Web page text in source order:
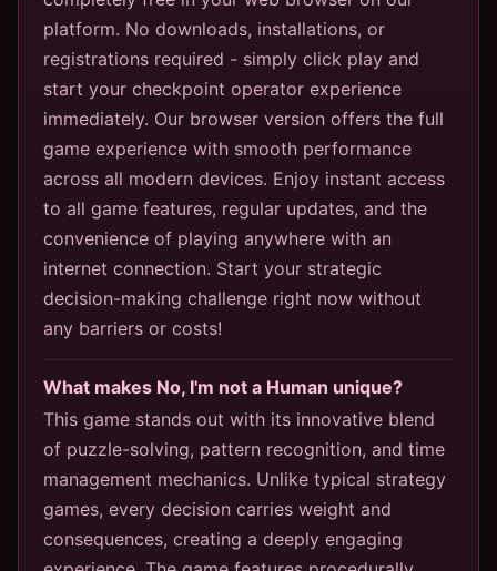
platform. No downloads, installations, or
registrations required - simply click play and
start your checkpoint operator experience
immediately. Our browser version offers the full
game experience with smooth performance
across all modern devices. Enjoy instant access
to all game features, regular updates, and the
convenience of playing anywhere with an
internet connection. Start your strategic
decision-making challenge right now without
any barriers or costs!
What makes No, I'm not a Human unique?
This game stands out with its innovative blend
of puzzle-solving, pattern recognition, and time
management mechanics. Unlike typical strategy
games, every decision carries weight and
consequences, creating a deeply engaging